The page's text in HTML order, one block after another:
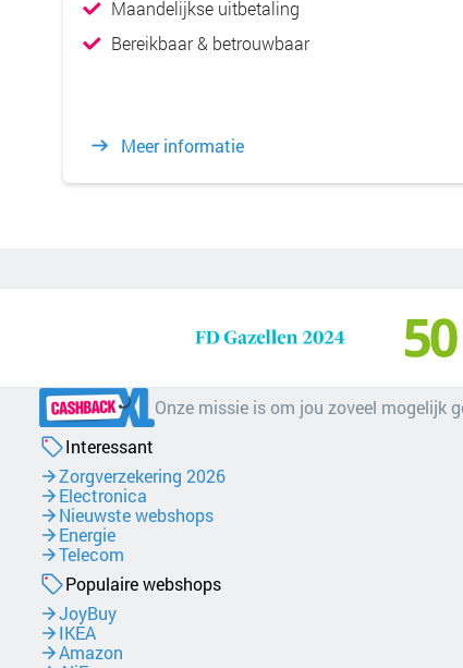
Maandelijkse uitbetaling
Bereikbaar & betrouwbaar
Meer informatie
Onze missie is om jou zoveel mogelijk
Interessant
Zorgverzekering 2026
Electronica
Nieuwste webshops
Energie
Telecom
Populaire webshops
JoyBuy
IKEA
Amazon